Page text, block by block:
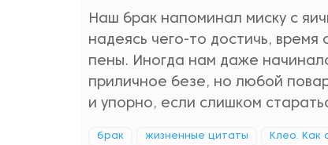
Наш брак напоминал миску с
надеясь чего-то достичь,
пены. Иногда нам даже
приличное безе, но любой
и упорно, если слишком
брак жизненные цитаты Клео. Как